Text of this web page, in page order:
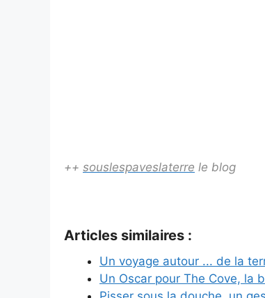
++ souslespaveslaterre le blog
Articles similaires :
Un voyage autour ... de la
Un Oscar pour The Cove, la